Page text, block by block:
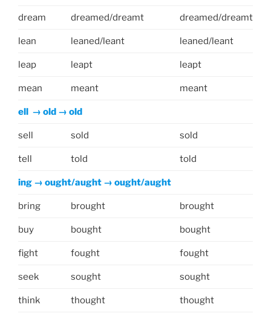
dream dreamed/dreamt dreamed/dreamt
lean leaned/leant leaned/leant
leap leapt leapt
mean meant meant
ell → old → old
sell sold sold
tell told told
ing → ought/aught → ought/aught
bring brought brought
buy bought bought
fight fought fought
seek sought sought
think thought thought